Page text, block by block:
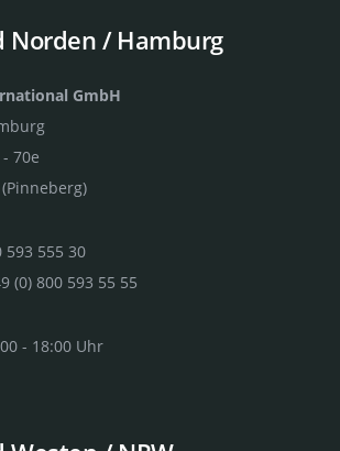
Norden / Hamburg
GmbH
70e
555 30
(0) 800 593 55 55
- 18:00 Uhr